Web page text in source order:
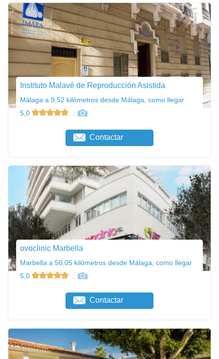
Instituto Malavé de Reproducción Asistida
Málaga a 9,52 kilómetros desde Málaga, como llegar
5,0
Contactar
ovoclinic Marbella
Marbella a 50,05 kilómetros desde Málaga, como llegar
5,0
Contactar